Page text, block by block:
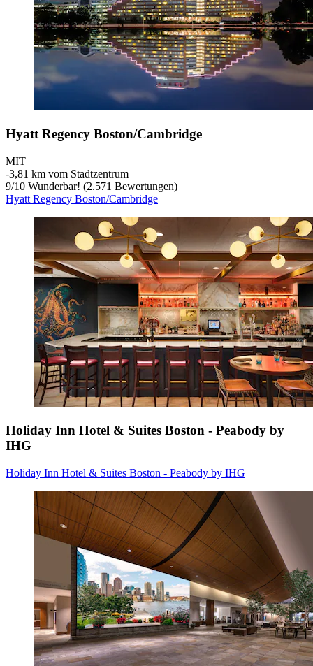
Hyatt Regency Boston/Cambridge
MIT
‐3,81 km vom Stadtzentrum
9/10 Wunderbar! (2.571 Bewertungen)
Hyatt Regency Boston/Cambridge
Holiday Inn Hotel & Suites Boston - Peabody by
IHG
Holiday Inn Hotel & Suites Boston - Peabody by IHG